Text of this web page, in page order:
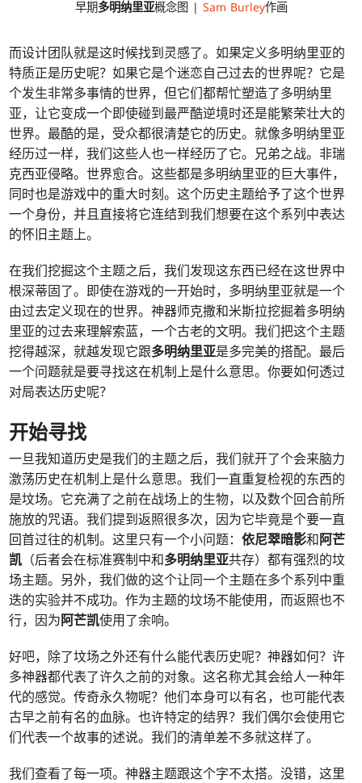
早期多明纳里亚概念图 | Sam Burley作画
而设计团队就是这时候找到灵感了。如果定义多明纳里亚的
特质正是历史呢？如果它是个迷恋自己过去的世界呢？它是
个发生非常多事情的世界，但它们都帮忙塑造了多明纳里
亚，让它变成一个即使碰到最严酷逆境时还是能繁荣壮大的
世界。最酷的是，受众都很清楚它的历史。就像多明纳里亚
经历过一样，我们这些人也一样经历了它。兄弟之战。非瑞
克西亚侵略。世界愈合。这些都是多明纳里亚的巨大事件，
同时也是游戏中的重大时刻。这个历史主题给予了这个世界
一个身份，并且直接将它连结到我们想要在这个系列中表达
的怀旧主题上。
在我们挖掘这个主题之后，我们发现这东西已经在这世界中
根深蒂固了。即使在游戏的一开始时，多明纳里亚就是一个
由过去定义现在的世界。神器师克撒和米斯拉挖掘着多明纳
里亚的过去来理解索蓝，一个古老的文明。我们把这个主题
挖得越深，就越发现它跟多明纳里亚是多完美的搭配。最后
一个问题就是要寻找这在机制上是什么意思。你要如何透过
对局表达历史呢？
开始寻找
一旦我知道历史是我们的主题之后，我们就开了个会来脑力
激荡历史在机制上是什么意思。我们一直重复检视的东西的
是坟场。它充满了之前在战场上的生物，以及数个回合前所
施放的咒语。我们提到返照很多次，因为它毕竟是个要一直
回首过往的机制。这里只有一个小问题：依尼翠暗影和阿芒
凯 （后者会在标准赛制中和多明纳里亚共存）都有强烈的坟
场主题。另外，我们做的这个让同一个主题在多个系列中重
迭的实验并不成功。作为主题的坟场不能使用，而返照也不
行，因为阿芒凯使用了余响。
好吧，除了坟场之外还有什么能代表历史呢？神器如何？许
多神器都代表了许久之前的对象。这名称尤其会给人一种年
代的感觉。传奇永久物呢？他们本身可以有名，也可能代表
古早之前有名的血脉。也许特定的结界？我们偶尔会使用它
们代表一个故事的述说。我们的清单差不多就这样了。
我们查看了每一项。神器主题跟这个字不太搭。没错，这里